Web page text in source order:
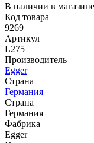
В наличии в магазине
Код товара
9269
Артикул
L275
Производитель
Egger
Страна
Германия
Страна
Германия
Фабрика
Egger